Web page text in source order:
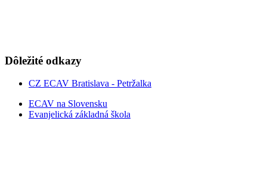
Dôležité odkazy
CZ ECAV Bratislava - Petržalka
ECAV na Slovensku
Evanjelická základná škola